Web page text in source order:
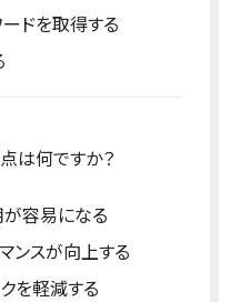
ドを取得する
は何ですか？
容易になる
ンスが向上する
を軽減する